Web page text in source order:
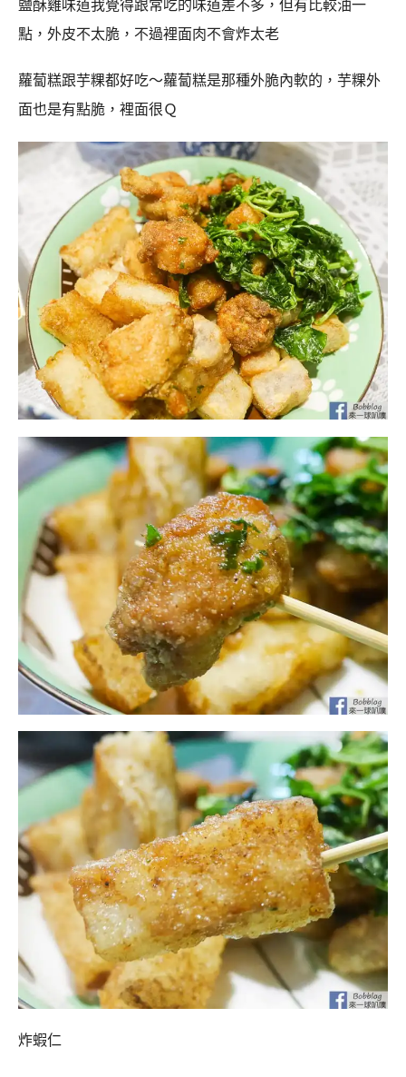
鹽酥雞味道我覺得跟常吃的味道差不多，但有比較油一
點，外皮不太脆，不過裡面肉不會炸太老
蘿蔔糕跟芋粿都好吃～蘿蔔糕是那種外脆內軟的，芋粿外
面也是有點脆，裡面很Ｑ
炸蝦仁